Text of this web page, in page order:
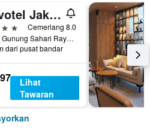
Novotel Jakarta Mangga Dua Square
Cemerlang 8.0
Jalan Gunung Sahari Raya No 1, Jakarta, Indonesia
dari pusat bandar
Lihat
Tawaran